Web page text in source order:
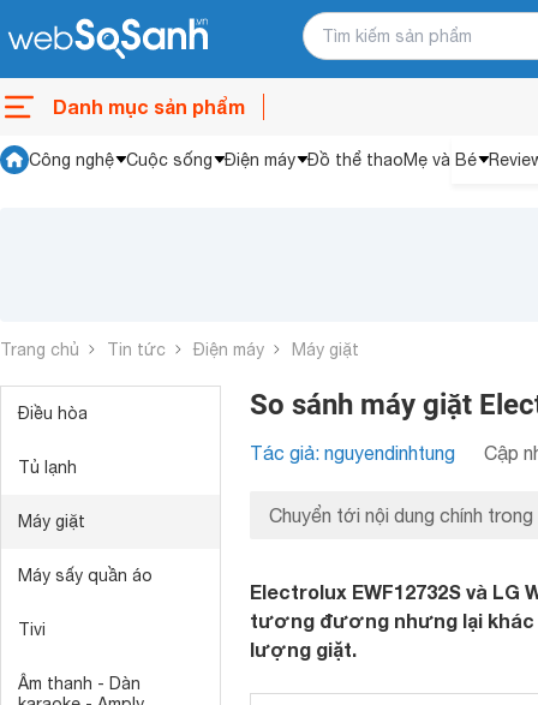
Danh mục sản phẩm
Công nghệ Cuộc sống Điện máy Đồ thể thaoMẹ và Bé
Trang chủ Tin tức Điện máy Máy giặt
Điều hòa
Tủ lạnh
Máy giặt
Máy sấy quần áo
Tivi
Âm thanh - Dàn
So sánh máy giặt
Tác giả: nguyendinhtung Cập
Chuyển tới nội dung chính trong
Electrolux EWF12732S và LG
tương đương nhưng lại khác
lượng giặt.